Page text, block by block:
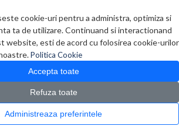
cookie-uri pentru a administra, optimiza si
ta de utilizare. Continuand si interactionand
website, esti de acord cu folosirea cookie-urilor
Politica Cookie
Accepta toate
Refuza toate
Administreaza preferintele
0 produs(e)
> Switch-uri > D-Link, Switch Desktop 16 porturi